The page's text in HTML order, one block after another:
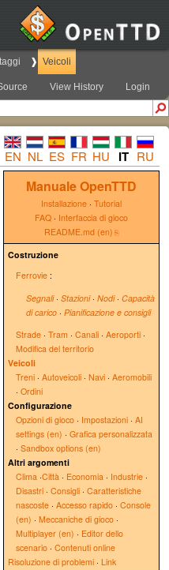
Veicoli
View History Login
EN NL ES FR HU IT RU
Manuale OpenTTD
Installazione · Tutorial
FAQ · Interfaccia di gioco
README.md (en)
Costruzione
Ferrovie :
Segnali· Stazioni· Nodi· Capacità
di carico · Pianificazione e consigli
Strade · Tram · Canali · Aeroporti ·
Modifica del territorio
Veicoli
Treni · Autoveicoli · Navi · Aeromobili
· Ordini
Configurazione
Opzioni di gioco · Impostazioni · AI
settings (en) · Grafica personalizzata
· Sandbox options (en)
Altri argomenti
Clima ·Città · Economia · Industrie ·
Disastri · Consigli · Caratteristiche
nascoste · Accesso rapido · Console
(en) · Meccaniche di gioco ·
Multiplayer (en) · Editor dello
scenario · Contenuti online
Risoluzione di problemi · Link